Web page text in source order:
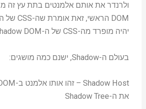
ולרנדר את אותם אלמנטים בתת עץ זה
יהיה מופרד מה-CSS של ה-Shadow DOM.
בעולם ה-Shadow, ישנם כמה מושגים:
את ה-Shadow Tree